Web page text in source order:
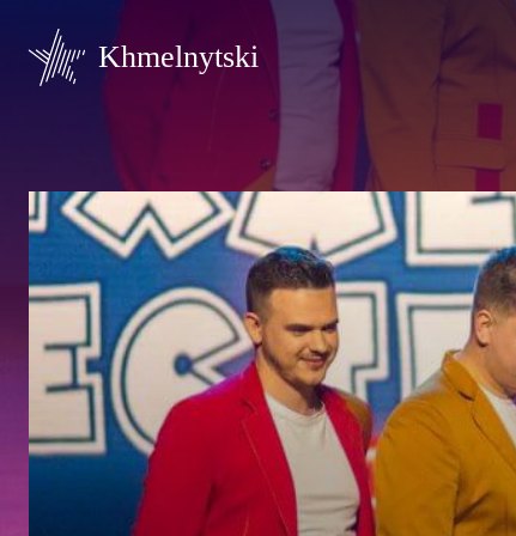
Khmelnytski